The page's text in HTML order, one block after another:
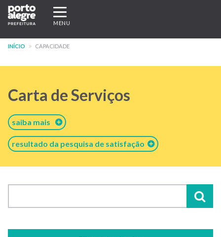
Pular
para
conteúdo
Expandir/recolher
navegação
MENU
INÍCIO CAPACIDADE
Carta de Serviços
saiba mais
resultado da pesquisa de satisfação